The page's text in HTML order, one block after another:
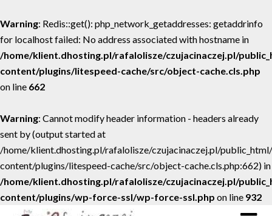
Warning: Redis::get(): php_network_getaddresses: getaddrinfo
for localhost failed: No address associated with hostname in
/home/klient.dhosting.pl/rafalolisze/czujacinaczej.pl/
content/plugins/litespeed-cache/src/object-cache.cls.php
on line 662
Warning: Cannot modify header information - headers already
sent by (output started at
/home/klient.dhosting.pl/rafalolisze/czujacinaczej.pl/
content/plugins/litespeed-cache/src/object-cache.cls.php:662) in
/home/klient.dhosting.pl/rafalolisze/czujacinaczej.pl/
content/plugins/wp-force-ssl/wp-force-ssl.php on line 932